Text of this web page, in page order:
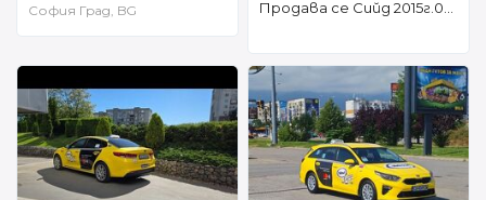
София Град, BG